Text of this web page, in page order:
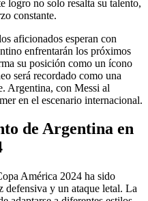
logro no solo resalta su talento,
constante.
aficionados esperan con
enfrentarán los próximos
su posición como un ícono
será recordado como una
Argentina, con Messi al
en el escenario internacional.
de Argentina en
América 2024 ha sido
defensiva y un ataque letal. La